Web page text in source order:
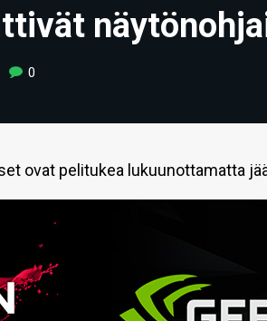
0
ovat pelitukea lukuunottamatta